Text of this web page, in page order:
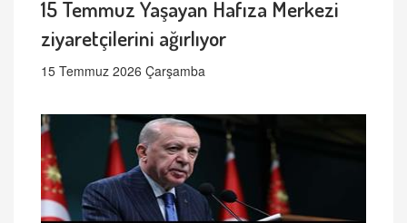
15 Temmuz Yaşayan Hafıza Merkezi
ziyaretçilerini ağırlıyor
15 Temmuz 2026 Çarşamba